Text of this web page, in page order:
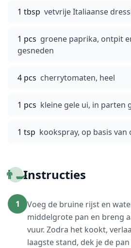
1 tbsp vetvrije Italiaanse
1 pcs groene paprika, ontpit
gesneden
4 pcs cherrytomaten, heel
1 pcs kleine gele ui, in parten
1 tsp kookspray, op basis van
👨‍🍳Instructies
1
Voeg de bruine rijst en
middelgrote pan en breng
vuur. Zodra het kookt,
laagste stand, dek je de